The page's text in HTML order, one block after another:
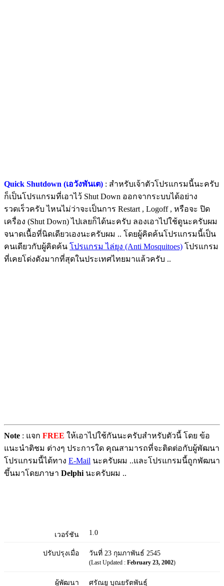
Quick Shutdown (เอวังพันเต) : สำหรับเจ้าตัวโปรแกรมนี้นะครับ
ก็เป็นโปรแกรมที่เอาไว้ Shut Down ออกจากระบบได้อย่าง
รวดเร็วครับ ไหนไม่ว่าจะเป็นการ Restart , Logoff , หรือจะ ปิด
เครื่อง (Shut Down) ไปเลยก็ได้นะครับ ลองเอาไปใช้ดูนะครับผม
จนาดเนื้อที่นิดเดียวเองนะครับผม .. โดยผู้คิดค้นโปรแกรมนี้เป็น
คนเดียวกับผู้คิดค้น โปรแกรม ไล่ยุง (Anti Mosquitoes) โปรแกรม
ที่เคยโด่งดังมากที่สุดในประเทศไทยมาแล้วครับ ..
Note : แจก FREE ให้เอาไปใช้กันนะครับสำหรับตัวนี้ โดย ข้อ
แนะนำติชม ต่างๆ ประการใด คุณสามารถที่จะติดต่อกับผู้พัฒนา
โปรแกรมนี้ได้ทาง E-Mail นะครับผม ..และโปรแกรมนี้ถูกพัฒนา
ขึ้นมาโดยภาษา Delphiนะครับผม ..
เวอร์ชัน 1.0
ปรับปรุงเมื่อ วันที่ 23 กุมภาพันธ์ 2545
(Last Updated : February 23, 2002)
ผู้พัฒนา ศรัณยู บุณยรัตพันธุ์